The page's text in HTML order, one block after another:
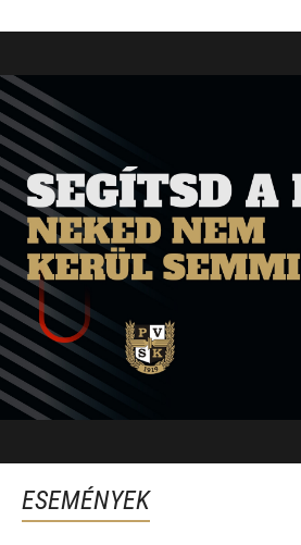
ESEMÉNYEK